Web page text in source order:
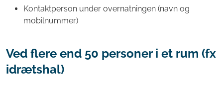
Kontaktperson under overnatningen (navn og
mobilnummer)
Ved flere end 50 personer i et rum (fx
idrætshal)